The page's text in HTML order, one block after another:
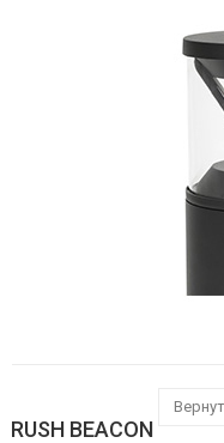
RUSH BEACON